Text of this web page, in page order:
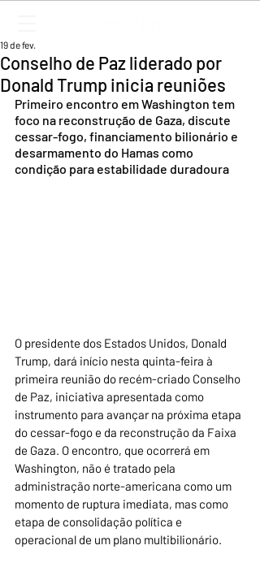
Conselho de Paz liderado por
Donald Trump inicia reuniões
19 de fev.
Primeiro encontro em Washington tem
foco na reconstrução de Gaza, discute
cessar-fogo, financiamento bilionário e
desarmamento do Hamas como
condição para estabilidade duradoura
O presidente dos Estados Unidos, Donald
Trump, dará início nesta quinta-feira à
primeira reunião do recém-criado Conselho
de Paz, iniciativa apresentada como
instrumento para avançar na próxima etapa
do cessar-fogo e da reconstrução da Faixa
de Gaza. O encontro, que ocorrerá em
Washington, não é tratado pela
administração norte-americana como um
momento de ruptura imediata, mas como
etapa de consolidação política e
operacional de um plano multibilionário.